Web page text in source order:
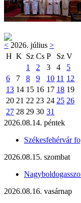
< 2026. július >
H K Sz Cs P Sz V
1
2 3 4
5
6
7 8 9 10 11 12
13 14 15 16 17 18 19
20 21 22 23 24 25 26
27 28 29 30 31
2026.08.14. péntek
Székesfehérvár
2026.08.15. szombat
2026.08.16. vasárnap